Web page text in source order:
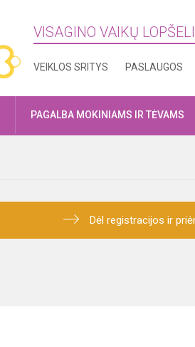
VISAGINO VAIKŲ
VEIKLOS SRITYS PASLAUGOS
PAGALBA MOKINIAMS IR TĖVAMS
Dėl registracijos ir